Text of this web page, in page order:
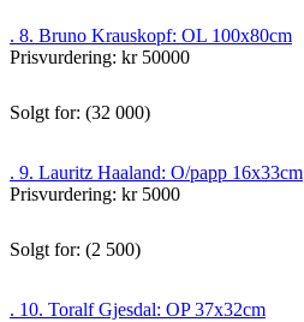
. 8. Bruno Krauskopf: OL 100x80cm
Prisvurdering: kr 50000
Solgt for: (32 000)
. 9. Lauritz Haaland: O/papp 16x33cm
Prisvurdering: kr 5000
Solgt for: (2 500)
. 10. Toralf Gjesdal: OP 37x32cm